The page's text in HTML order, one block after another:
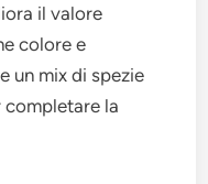
il valore
colore e
un mix di spezie
la